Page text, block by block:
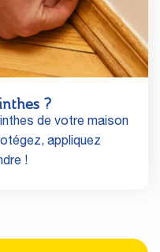
?
de votre maison
appliquez
!